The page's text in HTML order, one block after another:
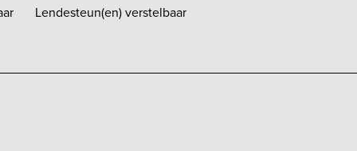
Lendesteun(en) verstelbaar